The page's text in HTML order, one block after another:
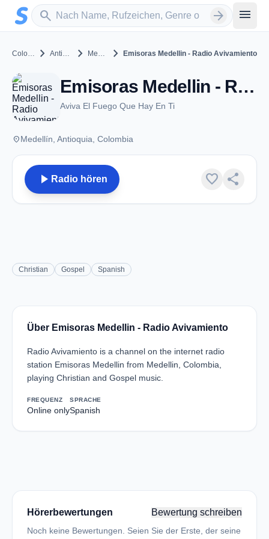
Zum Hauptinhalt springen
search
Sender suchen arrow_forward menu
Colombia chevron_right Antioquia chevron_right Medellín chevron_right Emisoras Medellin - Radio Avivamiento
Emisoras Medellin - Radio Avivamiento - Medellín
Aviva El Fuego Que Hay En Ti
placeMedellín, Antioquia, Colombia
play_arrow Radio hören favorite share
Christian Gospel Spanish
Über Emisoras Medellin - Radio Avivamiento
Radio Avivamiento is a channel on the internet radio
station Emisoras Medellin from Medellin, Colombia,
playing Christian and Gospel music.
FREQUENZ
Online only
SPRACHE
Spanish
Hörerbewertungen Bewertung schreiben
Noch keine Bewertungen. Seien Sie der Erste, der seine